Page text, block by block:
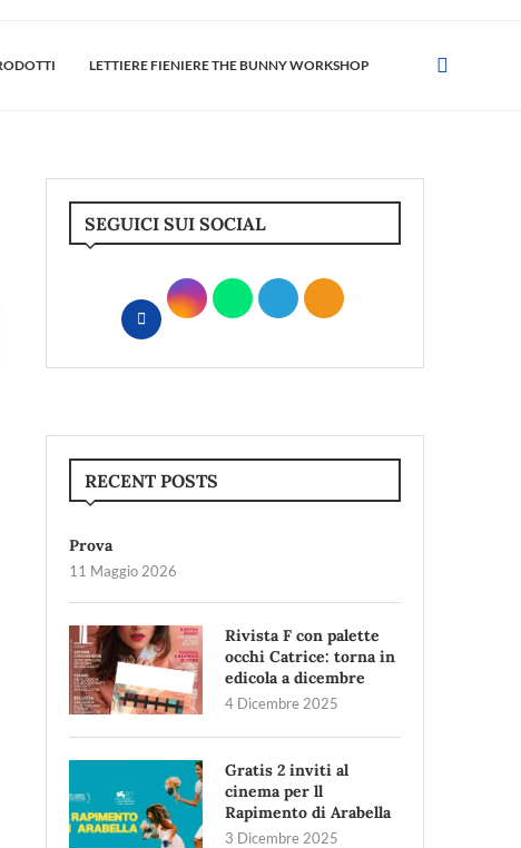
LETTIERE FIENIERE THE BUNNY WORKSHOP
SEGUICI SUI SOCIAL
RECENT POSTS
Prova
11 Maggio 2026
Rivista F con palette
occhi Catrice: torna in
edicola a dicembre
4 Dicembre 2025
Gratis 2 inviti al
cinema per ll
Rapimento di Arabella
3 Dicembre 2025